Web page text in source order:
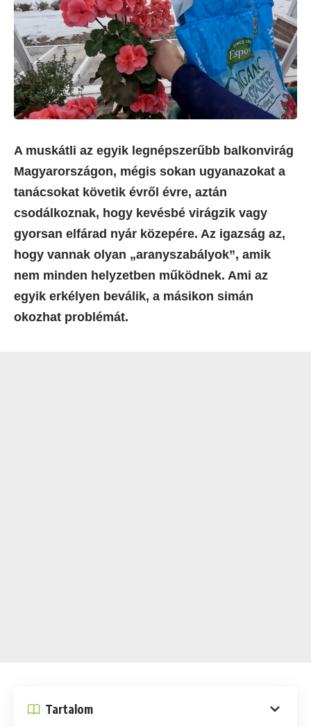
A muskátli az egyik legnépszerűbb balkonvirág
Magyarországon, mégis sokan ugyanazokat a
tanácsokat követik évről évre, aztán
csodálkoznak, hogy kevésbé virágzik vagy
gyorsan elfárad nyár közepére. Az igazság az,
hogy vannak olyan „aranyszabályok”, amik
nem minden helyzetben működnek. Ami az
egyik erkélyen beválik, a másikon simán
okozhat problémát.
Tartalom